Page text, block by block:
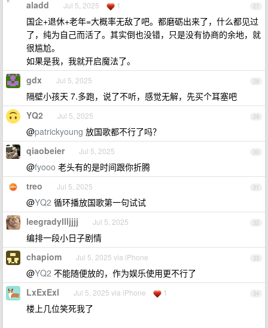
27
aladd Jul 5, 2025 1
国企+退休+老年=大概率无敌了吧。都磨砺出来了，什么都见过
了，纯为自己而活了。其实倒也没错，只是没有协商的余地，就
很尴尬。
如果是我，我就开启魔法了。
28
gdx Jul 5, 2025
隔壁小孩天 7.多跑，说了不听，感觉无解，先买个耳塞吧
29
YQ2 Jul 5, 2025
@patrickyoung 放国歌都不行了吗？
30
qiaobeier Jul 5, 2025
@fyooo 老头有的是时间跟你折腾
31
treo Jul 5, 2025
@YQ2 循环播放国歌第一句试试
32
leegradyllljjjj Jul 5, 2025
编排一段小日子剧情
33
chapiom Jul 5, 2025 via iPhone
@YQ2 不能随便放的，作为娱乐使用更不行了
34
LxExExl Jul 5, 2025 via iPhone 1
楼上几位笑死我了